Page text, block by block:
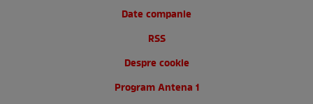
Date companie
RSS
Despre cookie
Program Antena 1